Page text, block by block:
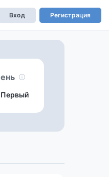
Вход Регистрация
Первый